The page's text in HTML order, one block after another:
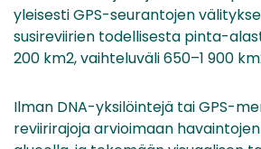
yleisesti GPS-seurantojen
susireviirien todellisesta pinta-
200 km2, vaihteluväli 650–1 900
Ilman DNA-yksilöintejä tai GPS-
reviirirajoja arvioimaan